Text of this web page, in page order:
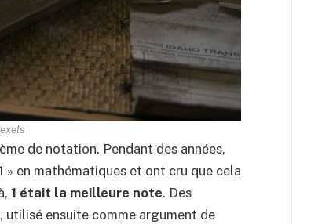
de notation. Pendant des années,
» en mathématiques et ont cru que cela
1 était la meilleure note. Des
utilisé ensuite comme argument de